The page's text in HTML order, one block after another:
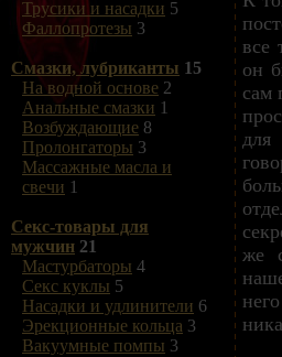
Трусики и насадки 5
Фаллопротезы 3
Смазки, лубриканты 15
На водной основе 2
Анальные смазки 1
Возбуждающие 8
Пролонгаторы 3
Массажные масла и
свечи 1
Секс-товары для
мужчин 21
Мастурбаторы 4
Секс куклы 5
Насадки и удлинители 6
Эрекционные кольца 3
Вакуумные помпы 3
все
он
сам
для
же